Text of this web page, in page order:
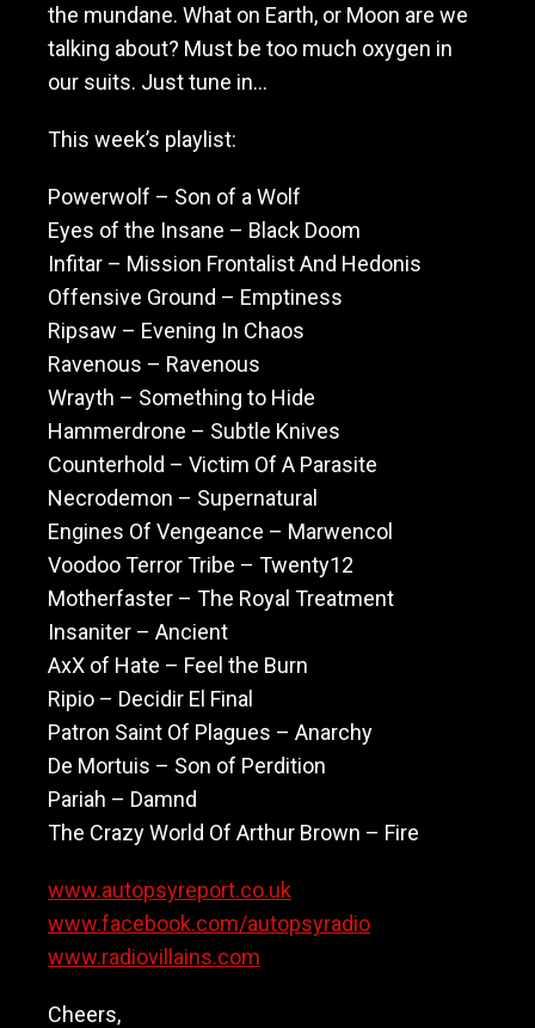
the mundane. What on Earth, or Moon are we
talking about? Must be too much oxygen in
our suits. Just tune in…
This week’s playlist:
Powerwolf – Son of a Wolf
Eyes of the Insane – Black Doom
Infitar – Mission Frontalist And Hedonis
Offensive Ground – Emptiness
Ripsaw – Evening In Chaos
Ravenous – Ravenous
Wrayth – Something to Hide
Hammerdrone – Subtle Knives
Counterhold – Victim Of A Parasite
Necrodemon – Supernatural
Engines Of Vengeance – Marwencol
Voodoo Terror Tribe – Twenty12
Motherfaster – The Royal Treatment
Insaniter – Ancient
AxX of Hate – Feel the Burn
Ripio – Decidir El Final
Patron Saint Of Plagues – Anarchy
De Mortuis – Son of Perdition
Pariah – Damnd
The Crazy World Of Arthur Brown – Fire
www.autopsyreport.co.uk
www.facebook.com/autopsyradio
www.radiovillains.com
Cheers,